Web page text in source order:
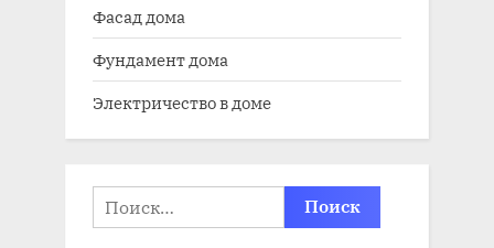
Фасад дома
Фундамент дома
Электричество в доме
Найти: